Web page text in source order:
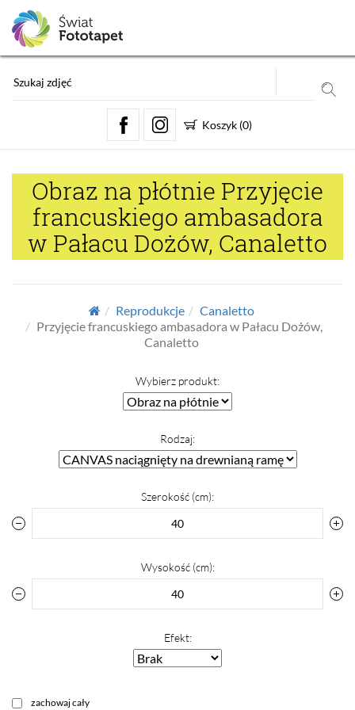
Koszyk (0)
Obraz na płótnie Przyjęcie
francuskiego ambasadora
w Pałacu Dożów, Canaletto
Reprodukcje
Canaletto
Przyjęcie francuskiego ambasadora w Pałacu Dożów,
Canaletto
Wybierz produkt:
Rodzaj:
Szerokość (cm):
Wysokość (cm):
Efekt:
zachowaj cały